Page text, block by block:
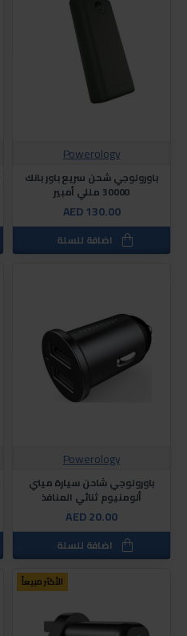
Powerology
باورولوجي شحن سريع باور بانك
30000 مللي أمبير
AED 130.00
اضافة للسلة
Powerology
باورولوجي شاحن سيارة ميني
ألومنيوم ثنائي المنافذ
AED 20.00
اضافة للسلة
الأكثر مبيعاً